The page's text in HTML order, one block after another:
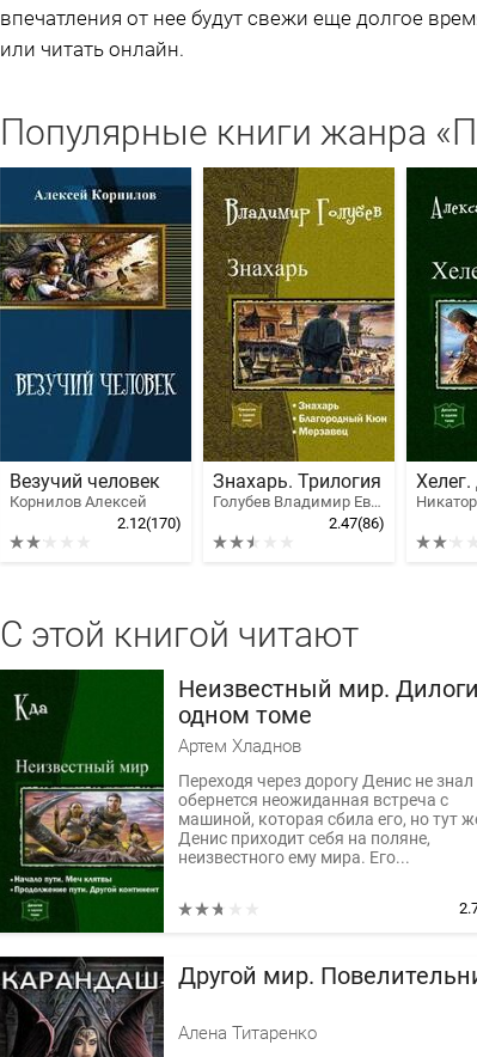
впечатления от нее будут свежи еще долгое
или читать онлайн.
Популярные книги жанра
Везучий человек
Корнилов Алексей
2.12(170)
Знахарь. Трилогия
Голубев Владимир Евгеньевич
2.47(86)
С этой книгой читают
Неизвестный мир.
одном томе
Артем Хладнов
Переходя через дорогу Денис не знал
обернется неожиданная встреча с
машиной, которая сбила его, но тут
Денис приходит себя на поляне,
неизвестного ему мира. Его...
Другой мир.
Алена Титаренко